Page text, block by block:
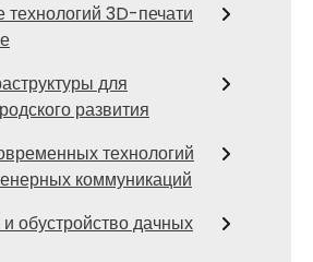
технологий 3D-печати
для
развития
технологий
коммуникаций
обустройство дачных